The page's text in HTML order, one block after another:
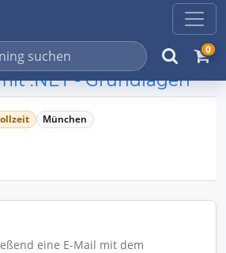
0
.NET - Grundlagen
München
eine E-Mail mit dem